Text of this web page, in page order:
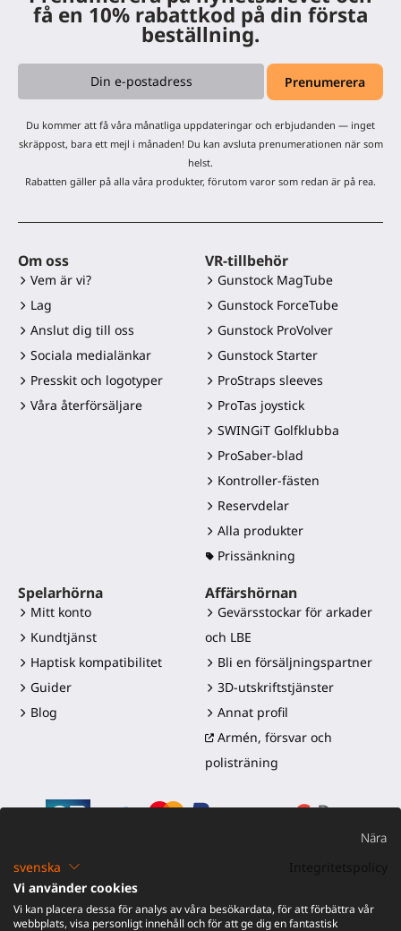
få en 10% rabattkod på din första
beställning.
Du kommer att få våra månatliga uppdateringar och erbjudanden — inget
skräppost, bara ett mejl i månaden! Du kan avsluta prenumerationen när som
helst.
Rabatten gäller på alla våra produkter, förutom varor som redan är på rea.
Om oss
Vem är vi?
Lag
Anslut dig till oss
Sociala medialänkar
Presskit och logotyper
Våra återförsäljare
VR-tillbehör
Gunstock MagTube
Gunstock ForceTube
Gunstock ProVolver
Gunstock Starter
ProStraps sleeves
ProTas joystick
SWINGiT Golfklubba
ProSaber-blad
Kontroller-fästen
Reservdelar
Alla produkter
Prissänkning
Spelarhörna
Mitt konto
Kundtjänst
Haptisk kompatibilitet
Guider
Blog
Affärshörnan
Gevärsstockar för arkader
och LBE
Bli en försäljningspartner
3D-utskriftstjänster
Annat profil
Armén, försvar och
polisträning
©2016-2026 - ProTubeVR™
tullar|Garanti|Retur och återbetalning
Nära
svenska
Vi använder cookies
Vi kan placera dessa för analys av våra besökardata, för att förbättra vår
webbplats, visa personligt innehåll och för att ge dig en fantastisk